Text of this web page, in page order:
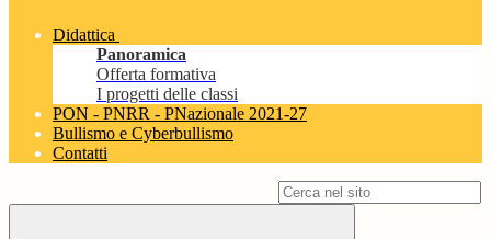
Didattica
Panoramica
Offerta formativa
I progetti delle classi
PON - PNRR - PNazionale 2021-27
Bullismo e Cyberbullismo
Contatti